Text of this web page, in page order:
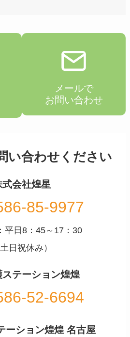
メールで
お問い合わせ
い合わせください
式会社煌星
85-9977
平日8：45～17：30
土日祝休み）
テーション煌煌
52-6694
ーション煌煌 名古屋